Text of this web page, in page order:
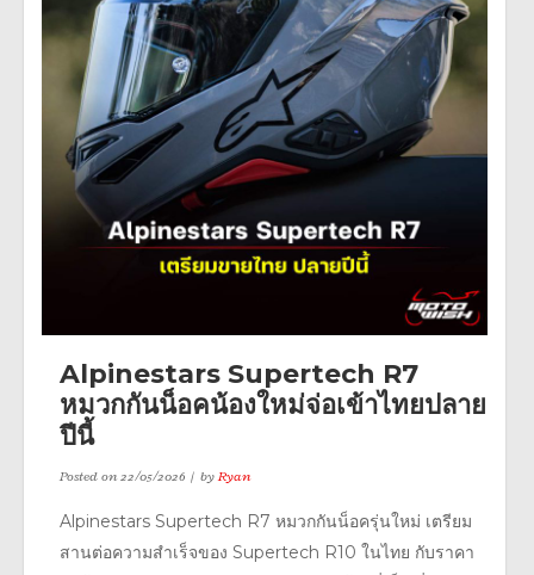
Alpinestars Supertech R7
หมวกกันน็อคน้องใหม่จ่อเข้าไทยปลาย
ปีนี้
Posted on22/05/2026 byRyan
Alpinestars Supertech R7 หมวกกันน็อครุ่นใหม่ เตรียม
สานต่อความสำเร็จของ Supertech R10 ในไทย กับราคา